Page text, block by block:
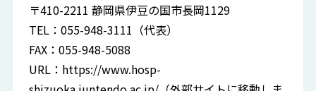
〒410-2211 静岡県伊豆の国市長岡1129
TEL：055-948-3111（代表）
FAX：055-948-5088
URL： https://www.hosp-